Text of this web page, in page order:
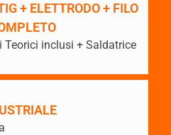
+ ELETTRODO + FILO
Teorici inclusi + Saldatrice